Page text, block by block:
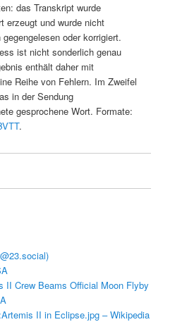
das Transkript wurde
erzeugt und wurde nicht
oder korrigiert.
ist nicht sonderlich genau
enthält daher mit
Reihe von Fehlern. Im Zweifel
in der Sendung
gesprochene Wort. Formate:
.
II Crew Beams Official Moon Flyby
II in Eclipse.jpg – Wikipedia